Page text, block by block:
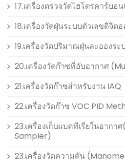
17.เครื่องตรวจวัดไฮโดรคาร์บอ
18.เครื่องวัดฝุ่นระบบตัวเลขดิจิต
19.เครื่องวัดปริมาณฝุ่นละอองร
20.เครื่องวัดก๊าซที่อับอากาศ
21.เครื่องวัดก๊าซสำหรับงาน IAQ
22.เครื่องวัดก๊าซ VOC PID
23.เครื่องเก็บแบคทีเรียในอากา
Sampler)
23.เครื่องวัดความดัน